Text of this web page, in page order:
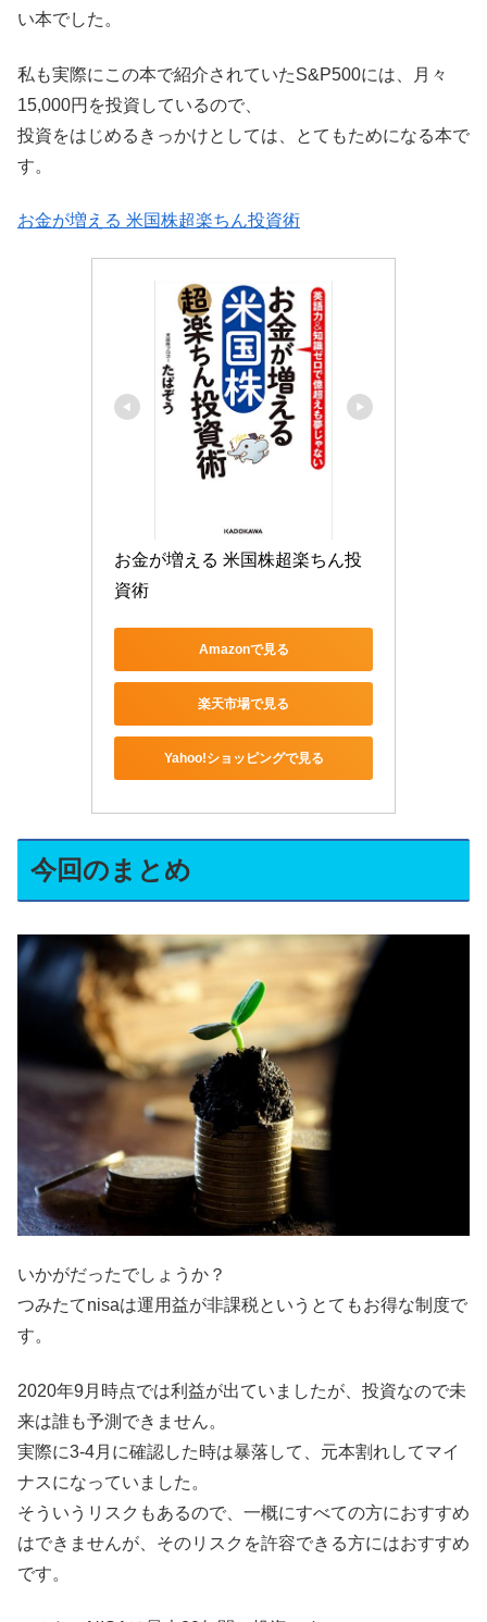
い本でした。
私も実際にこの本で紹介されていたS&P500には、月々
15,000円を投資しているので、
投資をはじめるきっかけとしては、とてもためになる本で
す。
お金が増える 米国株超楽ちん投資術
お金が増える 米国株超楽ちん投
資術
Amazonで見る
楽天市場で見る
Yahoo!ショッピングで見る
今回のまとめ
いかがだったでしょうか？
つみたてnisaは運用益が非課税というとてもお得な制度で
す。
2020年9月時点では利益が出ていましたが、投資なので未
来は誰も予測できません。
実際に3-4月に確認した時は暴落して、元本割れしてマイ
ナスになっていました。
そういうリスクもあるので、一概にすべての方におすすめ
はできませんが、そのリスクを許容できる方にはおすすめ
です。